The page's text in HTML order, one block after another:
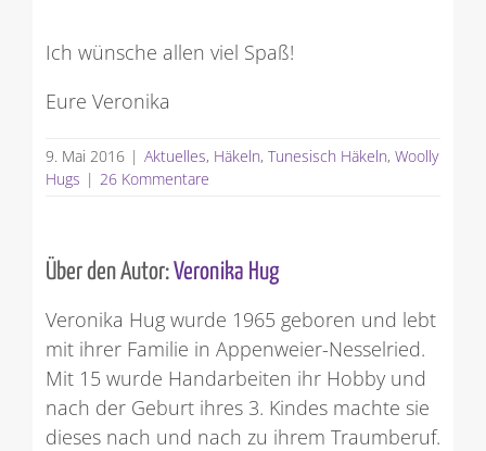
Ich wünsche allen viel Spaß!
Eure Veronika
9. Mai 2016 | Aktuelles, Häkeln, Tunesisch Häkeln, Woolly
Hugs | 26 Kommentare
Über den Autor:Veronika Hug
Veronika Hug wurde 1965 geboren und lebt
mit ihrer Familie in Appenweier-Nesselried.
Mit 15 wurde Handarbeiten ihr Hobby und
nach der Geburt ihres 3. Kindes machte sie
dieses nach und nach zu ihrem Traumberuf.